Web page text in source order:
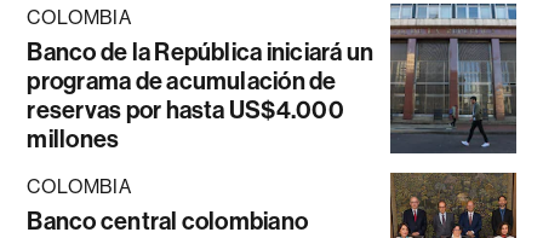
COLOMBIA
Banco de la República iniciará un
programa de acumulación de
reservas por hasta US$4.000
millones
COLOMBIA
Banco central colombiano